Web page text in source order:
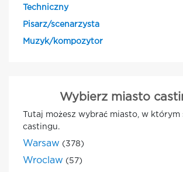
Techniczny
Pisarz/scenarzysta
Muzyk/kompozytor
Wybierz miasto
Tutaj możesz wybrać miasto, w którym
castingu.
Warsaw (378)
Wroclaw (57)